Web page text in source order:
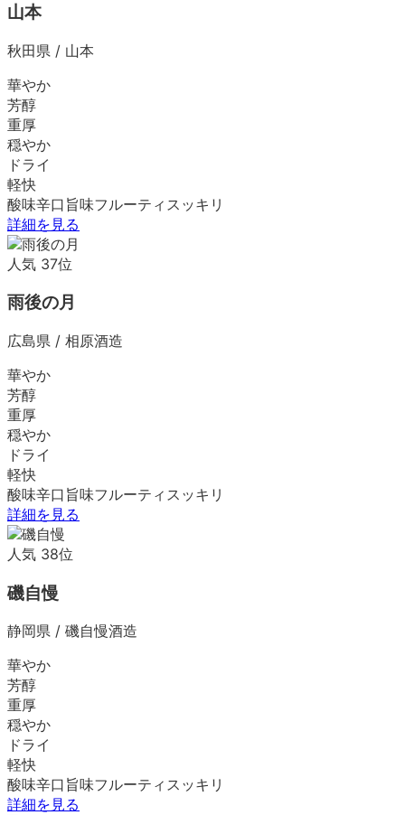
山本
秋田県 / 山本
華やか
芳醇
重厚
穏やか
ドライ
軽快
酸味辛口 旨味フルーティ スッキリ
詳細を見る
人気 37位
雨後の月
広島県 / 相原酒造
華やか
芳醇
重厚
穏やか
ドライ
軽快
酸味辛口 旨味フルーティ スッキリ
詳細を見る
人気 38位
磯自慢
静岡県 / 磯自慢酒造
華やか
芳醇
重厚
穏やか
ドライ
軽快
酸味辛口 旨味フルーティ スッキリ
詳細を見る